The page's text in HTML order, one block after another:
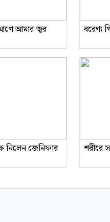
আমার জ্বর বরেণ্য
নিলেন জেনিফার শরীরে